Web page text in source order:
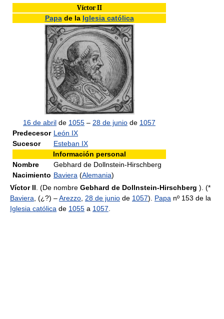
Víctor II
Papade la Iglesia católica
16 de abril de 1055 – 28 de junio de 1057
Predecesor León IX
Sucesor
Esteban IX
Información personal
Nombre
Gebhard de Dollnstein-Hirschberg
Nacimiento Baviera (Alemania)
Víctor II . (De nombre Gebhard de Dollnstein-Hirschberg ). (*
Baviera , (¿?) –Arezzo 28 de junio de 1057). Papa nº 153 de la
Iglesia católica de 1055 a 1057